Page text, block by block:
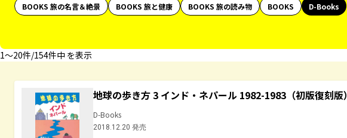
BOOKS 旅の名言＆絶景
BOOKS 旅と健康 BOOKS 旅の読み物 BOOKS
D-Books
1〜20件/154件中 を表示
地球の歩き方 3 インド・ネパール 1982-1983（初版復刻版）
D-Books
2018.12.20 発売